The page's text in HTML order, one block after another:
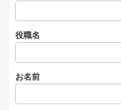
役職名
お名前